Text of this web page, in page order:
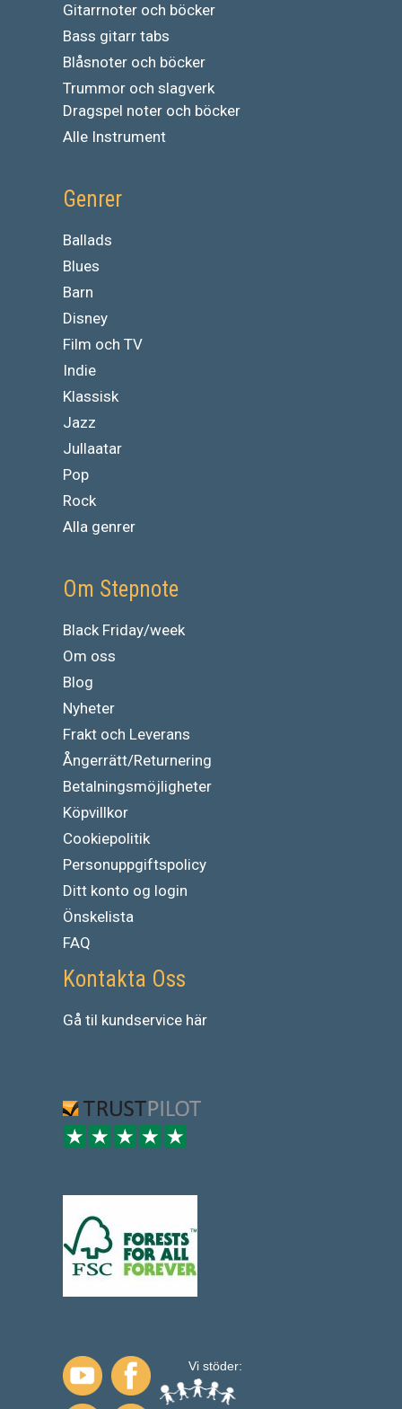
Gitarrnoter och böcker
Bass gitarr tabs
Blåsnoter och böcker
Trummor och slagverk
Dragspel noter och böcker
Alle Instrument
Genrer
Ballads
Blues
Barn
Disney
Film och TV
Indie
Klassisk
Jazz
Jullaatar
Pop
Rock
Alla genrer
Om Stepnote
Black Friday/week
Om oss
Blog
Nyheter
Frakt och Leverans
Ångerrätt/Returnering
Betalningsmöjligheter
Köpvillkor
Cookiepolitik
Personuppgiftspolicy
Ditt konto og login
Önskelista
FAQ
Kontakta Oss
Gå til kundservice här
Vi stöder: